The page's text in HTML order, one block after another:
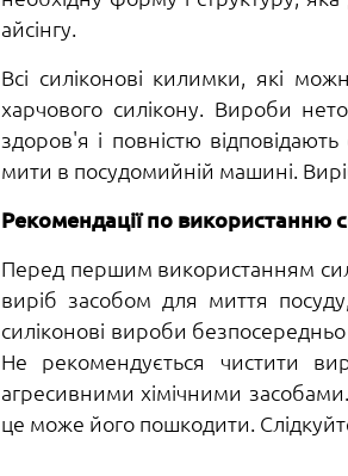
айсінгу.
Всі силіконові килимки, які
харчового силікону. Вироби
здоров'я і повністю
мити в посудомийній машині.
Рекомендації по використанню
Перед першим використанням
виріб засобом для миття
силіконові вироби
Не рекомендується чистити
агресивними хімічними
це може його пошкодити.